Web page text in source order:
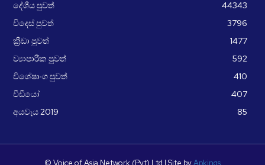
දේශීය පුවත්
44343
විදෙස් පුවත්
3796
ක්‍රීඩා පුවත්
1477
ව්‍යාපාරික පුවත්
592
විශේෂාංග පුවත්
410
වීඩීයෝ
407
අයවැය 2019
85